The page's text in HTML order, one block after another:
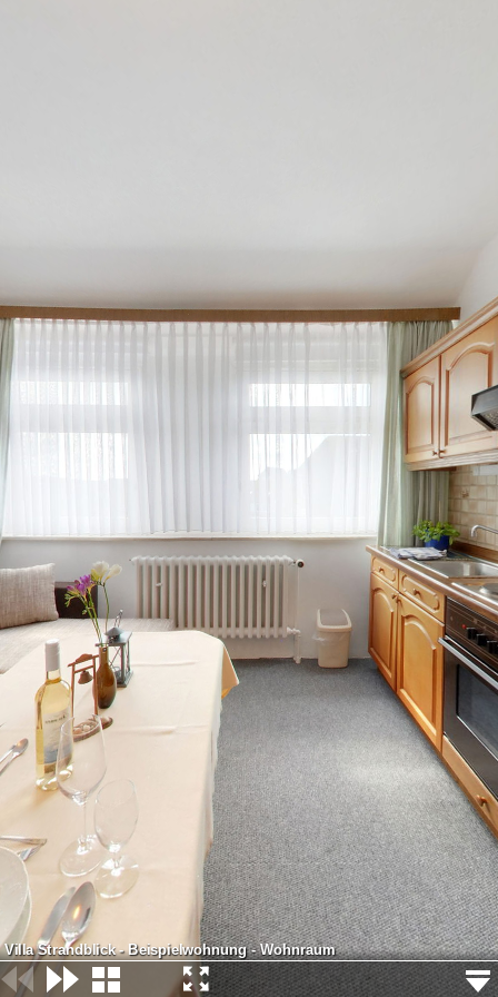
Villa Strandblick - Beispielwohnung - Wohnraum